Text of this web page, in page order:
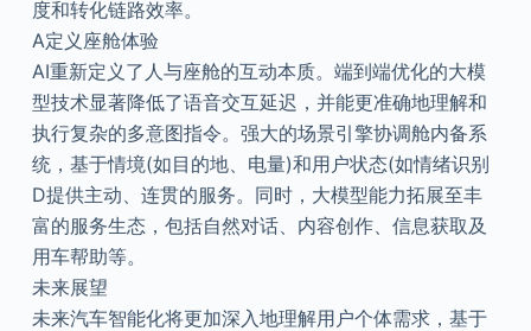
度和转化链路效率。
A定义座舱体验
AI重新定义了人与座舱的互动本质。端到端优化的大模
型技术显著降低了语音交互延迟，并能更准确地理解和
执行复杂的多意图指令。强大的场景引擎协调舱内备系
统，基于情境(如目的地、电量)和用户状态(如情绪识别
D提供主动、连贯的服务。同时，大模型能力拓展至丰
富的服务生态，包括自然对话、内容创作、信息获取及
用车帮助等。
未来展望
未来汽车智能化将更加深入地理解用户个体需求，基于